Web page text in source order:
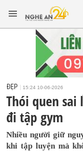
ĐẸP 15:24 10-06-2026
Thói quen
đi tập gym
Nhiều người giữ
khi tập luyện mà